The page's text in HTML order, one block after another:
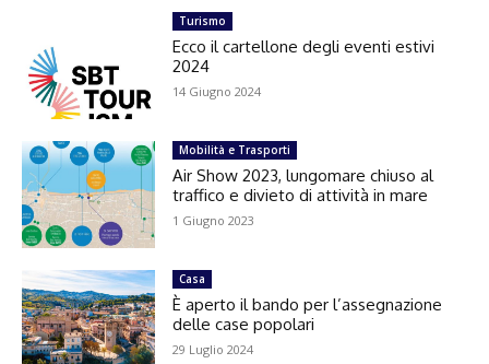
Turismo
Ecco il cartellone degli eventi estivi
2024
14 Giugno 2024
Mobilità e Trasporti
Air Show 2023, lungomare chiuso al
traffico e divieto di attività in mare
1 Giugno 2023
Casa
È aperto il bando per l’assegnazione
delle case popolari
29 Luglio 2024